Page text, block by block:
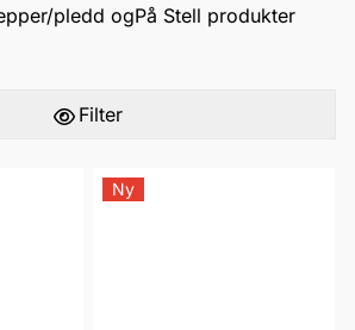
pledd ogPå Stell produkter
Filter
Ny